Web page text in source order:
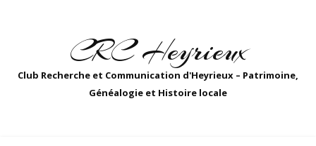
CRC Heyrieux
Club Recherche et Communication d'Heyrieux – Patrimoine,
Généalogie et Histoire locale